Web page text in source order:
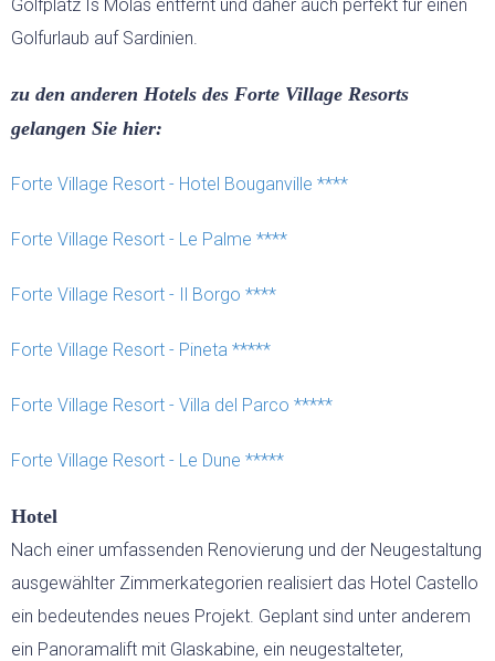
SARDINIEN INDIVIDUELL
AKTIV
WANDERN
KITESURFEN
EVENTS
HOCHZEITEN
Golfplatz Is Molas entfernt und daher auch perfekt für einen
Golfurlaub auf Sardinien.
zu den anderen Hotels des Forte Village Resorts
gelangen Sie hier:
Forte Village Resort - Hotel Bouganville ****
Forte Village Resort - Le Palme ****
Forte Village Resort - Il Borgo ****
Forte Village Resort - Pineta *****
Forte Village Resort - Villa del Parco *****
Forte Village Resort - Le Dune *****
Hotel
Nach einer umfassenden Renovierung und der Neugestaltung
ausgewählter Zimmerkategorien realisiert das Hotel Castello
ein bedeutendes neues Projekt. Geplant sind unter anderem
ein Panoramalift mit Glaskabine, ein neugestalteter,